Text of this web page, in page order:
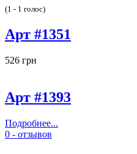
(1 - 1 голос)
Арт #1351
526 грн
Арт #1393
Подробнее...
0 - отзывов